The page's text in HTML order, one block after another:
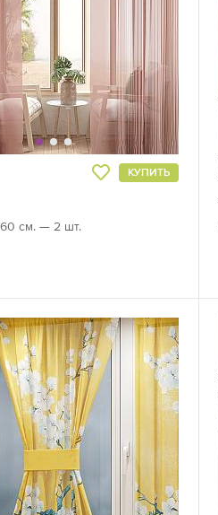
КУПИТЬ
см. — 2 шт.